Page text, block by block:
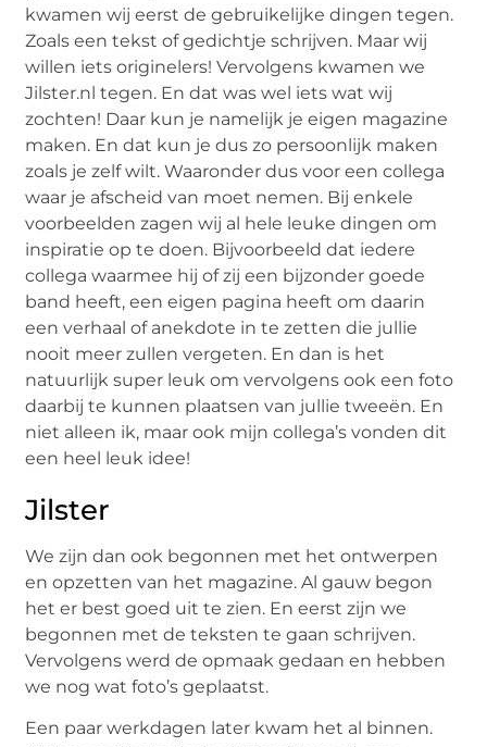
kwamen wij eerst de gebruikelijke dingen tegen.
Zoals een tekst of gedichtje schrijven. Maar wij
willen iets originelers! Vervolgens kwamen we
Jilster.nl tegen. En dat was wel iets wat wij
zochten! Daar kun je namelijk je eigen magazine
maken. En dat kun je dus zo persoonlijk maken
zoals je zelf wilt. Waaronder dus voor een collega
waar je afscheid van moet nemen. Bij enkele
voorbeelden zagen wij al hele leuke dingen om
inspiratie op te doen. Bijvoorbeeld dat iedere
collega waarmee hij of zij een bijzonder goede
band heeft, een eigen pagina heeft om daarin
een verhaal of anekdote in te zetten die jullie
nooit meer zullen vergeten. En dan is het
natuurlijk super leuk om vervolgens ook een foto
daarbij te kunnen plaatsen van jullie tweeën. En
niet alleen ik, maar ook mijn collega’s vonden dit
een heel leuk idee!
Jilster
We zijn dan ook begonnen met het ontwerpen
en opzetten van het magazine. Al gauw begon
het er best goed uit te zien. En eerst zijn we
begonnen met de teksten te gaan schrijven.
Vervolgens werd de opmaak gedaan en hebben
we nog wat foto’s geplaatst.
Een paar werkdagen later kwam het al binnen.